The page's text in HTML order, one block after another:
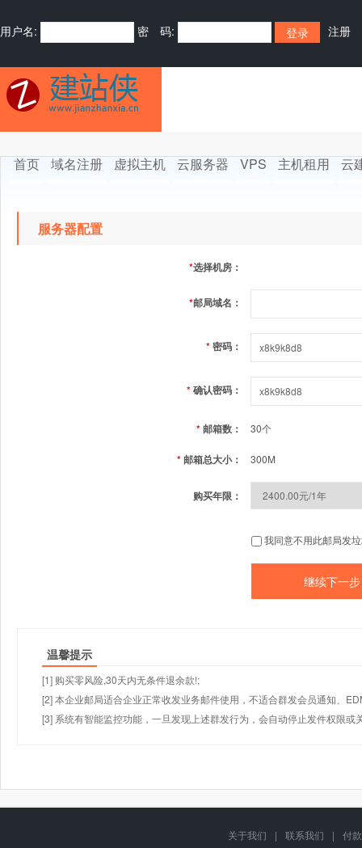
用户名: 密 码: 注册
首页 域名注册 虚拟主机 云服务器 VPS 主机租用 云
服务器配置
*选择机房：
*邮局域名：
*密码：
*确认密码：
*邮箱数： 30个
*邮箱总大小： 300M
购买年限：
我同意不用此邮局发
温馨提示
[1] 购买零风险,30天内无条件退余款!;
[2] 本企业邮局适合企业正常收发业务邮件使用，不适合群发会员通知、
[3] 系统有智能监控功能，一旦发现上述群发行为，会自动停止发件权限或
关于我们 | 联系我们 |
付